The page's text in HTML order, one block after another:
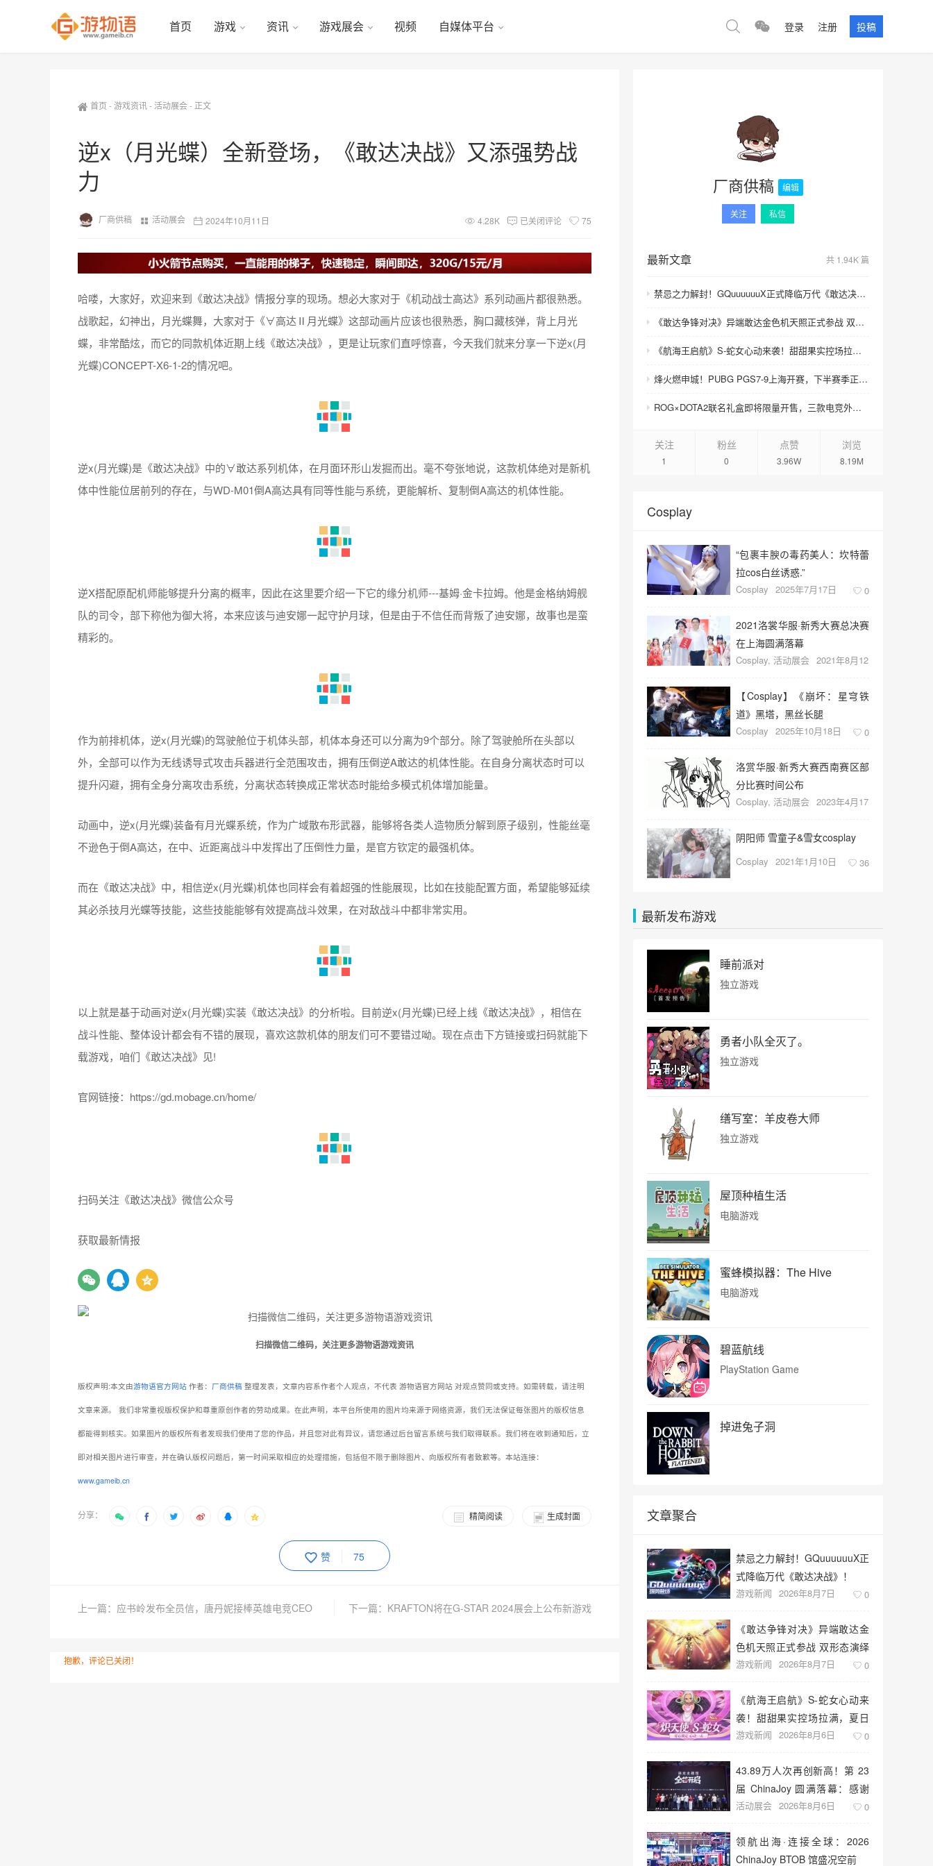
首页 游戏 资讯 游戏展会 视频 自媒体平台 登录 注册 投稿
首页 -游戏资讯-活动展会- 正文
逆x（月光蝶）全新登场，《敢达决战》又添强势战
力
厂商供稿 活动展会 2024年10月11日 4.28K 已关闭评论 75
哈喽，大家好，欢迎来到《敢达决战》情报分享的现场。想必大家对于《机动战士高达》系列动画片都很熟悉。
战歌起，幻神出，月光蝶舞，大家对于《∀高达Ⅱ月光蝶》这部动画片应该也很熟悉，胸口藏核弹，背上月光
蝶，非常酷炫，而它的同款机体近期上线《敢达决战》，更是让玩家们直呼惊喜，今天我们就来分享一下逆x(月
光蝶)CONCEPT-X6-1-2的情况吧。
逆x(月光蝶)是《敢达决战》中的∀敢达系列机体，在月面环形山发掘而出。毫不夸张地说，这款机体绝对是新机
体中性能位居前列的存在，与WD-M01倒A高达具有同等性能与系统，更能解析、复制倒A高达的机体性能。
逆X搭配原配机师能够提升分离的概率，因此在这里要介绍一下它的缘分机师---基姆·金卡拉姆。他是金格纳姆舰
队的司令，部下称他为御大将，本来应该与迪安娜一起守护月球，但是由于不信任而背叛了迪安娜，故事也是蛮
精彩的。
作为前排机体，逆x(月光蝶)的驾驶舱位于机体头部，机体本身还可以分离为9个部分。除了驾驶舱所在头部以
外，全部可以作为无线诱导式攻击兵器进行全范围攻击，拥有压倒逆A敢达的机体性能。在自身分离状态时可以
提升闪避，拥有全身分离攻击系统，分离状态转换成正常状态时能给多模式机体增加能量。
动画中，逆x(月光蝶)装备有月光蝶系统，作为广域散布形武器，能够将各类人造物质分解到原子级别，性能丝毫
不逊色于倒A高达，在中、近距离战斗中发挥出了压倒性力量，是官方钦定的最强机体。
而在《敢达决战》中，相信逆x(月光蝶)机体也同样会有着超强的性能展现，比如在技能配置方面，希望能够延续
其必杀技月光蝶等技能，这些技能能够有效提高战斗效果，在对敌战斗中都非常实用。
以上就是基于动画对逆x(月光蝶)实装《敢达决战》的分析啦。目前逆x(月光蝶)已经上线《敢达决战》，相信在
战斗性能、整体设计都会有不错的展现，喜欢这款机体的朋友们可不要错过呦。现在点击下方链接或扫码就能下
载游戏，咱们《敢达决战》见!
官网链接：https://gd.mobage.cn/home/
扫码关注《敢达决战》微信公众号
获取最新情报
扫描微信二维码，关注更多游物语游戏资讯
版权声明:本文由游物语官方网站 作者： 厂商供稿 整理发表，文章内容系作者个人观点，不代表 游物语官方网站 对观点赞同或支持。如需转载，请注明
文章来源。 我们非常重视版权保护和尊重原创作者的劳动成果。在此声明，本平台所使用的图片均来源于网络资源，我们无法保证每张图片的版权信息
都能得到核实。如果图片的版权所有者发现我们使用了您的作品，并且您对此有异议，请您通过后台留言系统与我们取得联系。我们将在收到通知后，立
即对相关图片进行审查，并在确认版权问题后，第一时间采取相应的处理措施，包括但不限于删除图片、向版权所有者致歉等。本站连接：
www.gameib.cn
分享： 生成封面
精简阅读
赞 75
上一篇：应书岭发布全员信，唐丹妮接棒英雄电竞CEO 下一篇：KRAFTON将在G-STAR 2024展会上公布新游戏
抱歉，评论已关闭！
厂商供稿 编辑
关注 私信
最新文章 共 1.94K 篇
禁忌之力解封！GQuuuuuuX正式降临万代《敢达决战》！
《敢达争锋对决》异端敢达金色机天照正式参战 双形态演绎空中战技
《航海王启航》S-蛇女心动来袭！甜甜果实控场拉满，夏日盛宴开启
烽火燃申城！PUBG PGS7-9上海开赛，下半赛季正式打响！
ROG×DOTA2联名礼盒即将限量开售，三款电竞外设致敬玩家青春记忆
关注
1
粉丝
0
点赞
3.96W
浏览
8.19M
Cosplay
“包裹丰腴の毒药美人：坎特蕾
拉cos白丝诱惑.”
Cosplay 2025年7月17日 0
2021洛裳华服·新秀大赛总决赛
在上海圆满落幕
Cosplay, 活动展会 2021年8月12
【Cosplay】《崩坏：星穹铁
道》黑塔，黑丝长腿
Cosplay 2025年10月18日 0
洛赏华服·新秀大赛西南赛区部
分比赛时间公布
Cosplay, 活动展会 2023年4月17
阴阳师 雪童子&雪女cosplay
Cosplay 2021年1月10日 36
最新发布游戏
睡前派对
独立游戏
勇者小队全灭了。
独立游戏
缮写室：羊皮卷大师
独立游戏
屋顶种植生活
电脑游戏
蜜蜂模拟器：The Hive
电脑游戏
碧蓝航线
PlayStation Game
掉进兔子洞
文章聚合
禁忌之力解封！GQuuuuuuX正
式降临万代《敢达决战》！
游戏新闻 2026年8月7日 0
《敢达争锋对决》异端敢达金
色机天照正式参战 双形态演绎
空中战技
游戏新闻 2026年8月7日 0
《航海王启航》S-蛇女心动来
袭！甜甜果实控场拉满，夏日
盛宴开启
游戏新闻 2026年8月6日 0
43.89万人次再创新高！第 23
届 ChinaJoy 圆满落幕：感谢
有你，共赴这场“与 AI 同游”的
活动展会 2026年8月6日 0
领航出海·连接全球：2026
ChinaJoy BTOB 馆盛况空前